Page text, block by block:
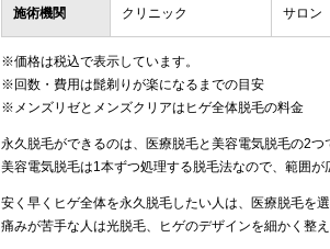
施術機関 クリニック サロン
※価格は税込で表示しています。
※回数・費用は髭剃りが楽になるまでの目安
※メンズリゼとメンズクリアはヒゲ全体脱毛の料金
永久脱毛ができるのは、医療脱毛と美容電気脱毛の2つ
美容電気脱毛は1本ずつ処理する脱毛法なので、範囲が
安く早くヒゲ全体を永久脱毛したい人は、医療脱毛を選
痛みが苦手な人は光脱毛、ヒゲのデザインを細かく整